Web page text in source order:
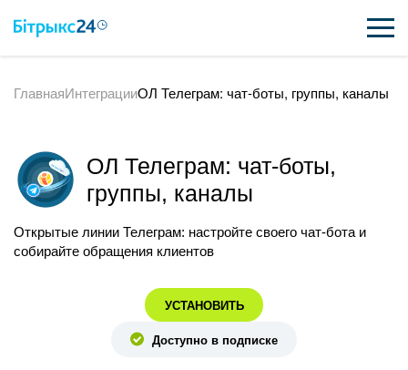
ВОЗМОЖНОСТИ
ИНТЕГРАЦИИ
ПОЛЕЗНОЕ
ГлавнаяИнтеграцииОЛ Телеграм: чат-боты, группы, каналы
ОЛ Телеграм: чат-боты,
группы, каналы
Открытые линии Телеграм: настройте своего чат-бота и
собирайте обращения клиентов
УСТАНОВИТЬ
Доступно в подписке